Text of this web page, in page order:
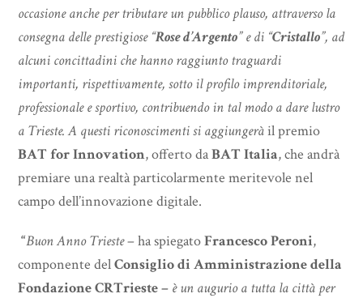
occasione anche per tributare un pubblico plauso, attraverso la
consegna delle prestigiose “Rose d’Argento” e di “Cristallo”, ad
alcuni concittadini che hanno raggiunto traguardi
importanti, rispettivamente, sotto il profilo imprenditoriale,
professionale e sportivo, contribuendo in tal modo a dare lustro
a Trieste. A questi riconoscimenti si aggiungeràil premio
BAT for Innovation, offerto daBAT Italia, che andrà
premiare una realtà particolarmente meritevole nel
campo dell’innovazione digitale.
“Buon Anno Trieste– ha spiegatoFrancesco Peroni,
componente delConsiglio di Amministrazione della
Fondazione CRTrieste – è un augurio a tutta la città per